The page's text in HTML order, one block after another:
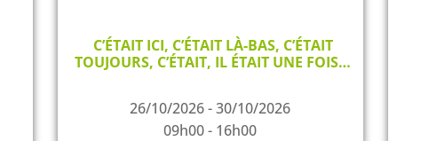
C’ÉTAIT ICI, C’ÉTAIT LÀ-BAS, C’ÉTAIT
TOUJOURS, C’ÉTAIT, IL ÉTAIT UNE FOIS…
26/10/2026 - 30/10/2026
09h00 - 16h00